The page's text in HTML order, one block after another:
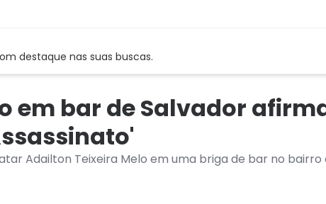
destaque nas suas buscas.
em bar de Salvador
Adailton Teixeira Melo em uma briga de bar no bairro